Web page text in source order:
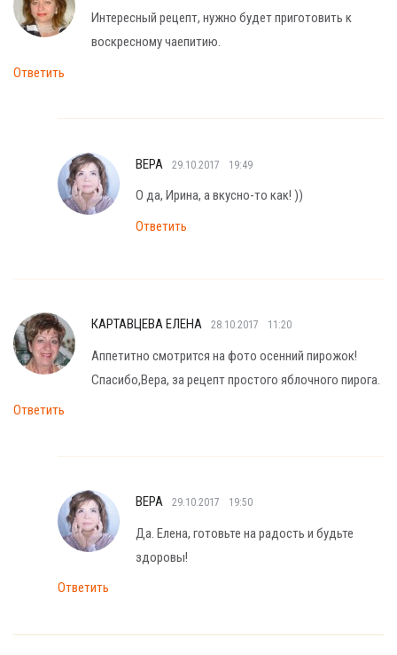
Интересный рецепт, нужно будет приготовить к
воскресному чаепитию.
Ответить
ВЕРА 29.10.2017 19:49
О да, Ирина, а вкусно-то как! ))
Ответить
КАРТАВЦЕВА ЕЛЕНА 28.10.2017 11:20
Аппетитно смотрится на фото осенний пирожок!
Спасибо,Вера, за рецепт простого яблочного пирога.
Ответить
ВЕРА 29.10.2017 19:50
Да. Елена, готовьте на радость и будьте
здоровы!
Ответить